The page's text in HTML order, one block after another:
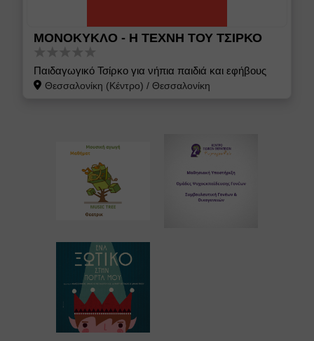
ΜΟΝΟΚΥΚΛΟ - Η ΤΕΧΝΗ ΤΟΥ ΤΣΙΡΚΟ
Παιδαγωγικό Τσίρκο για νήπια παιδιά και εφήβους
Θεσσαλονίκη (Κέντρο) / Θεσσαλονίκη